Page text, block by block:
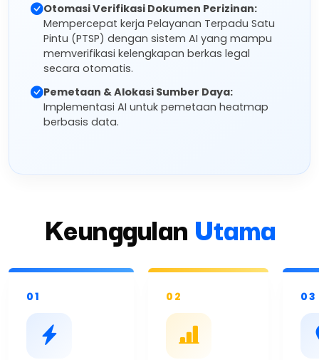
Otomasi Verifikasi Dokumen Perizinan:
Mempercepat kerja Pelayanan Terpadu Satu
Pintu (PTSP) dengan sistem AI yang mampu
memverifikasi kelengkapan berkas legal
secara otomatis.
Pemetaan & Alokasi Sumber Daya:
Implementasi AI untuk pemetaan heatmap
berbasis data.
Keunggulan Utama
01 02 03